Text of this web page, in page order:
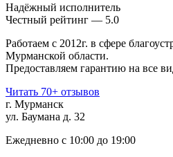
Надёжный исполнитель
Чеcтный рейтинг — 5.0
Работаем с 2012г. в сфере
Мурманской области.
Предоставляем гарантию на все
Читать 70+ отзывов
г. Мурманск
ул. Баумана д. 32
Ежедневно с 10:00 до 19:00